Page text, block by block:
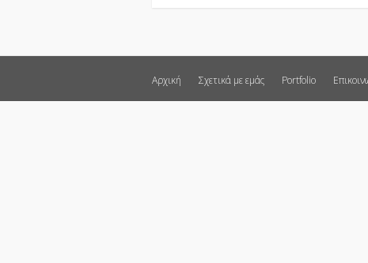
Αρχική Σχετικά με εμάς Portfolio